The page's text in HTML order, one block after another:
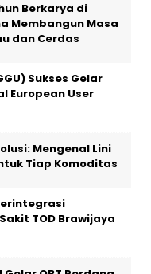
Berkarya di
Membangun Masa
dan Cerdas
Sukses Gelar
European User
Mengenal Lini
Tiap Komoditas
TOD Brawijaya